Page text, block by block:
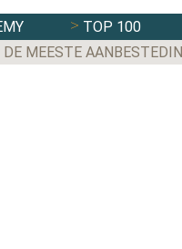
TOP 100
MEESTE